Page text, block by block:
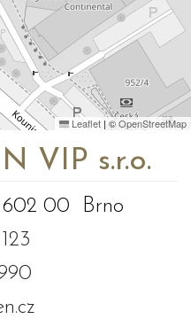
Leaflet | ©OpenStreetMap
VIP s.r.o.
602 00 Brno